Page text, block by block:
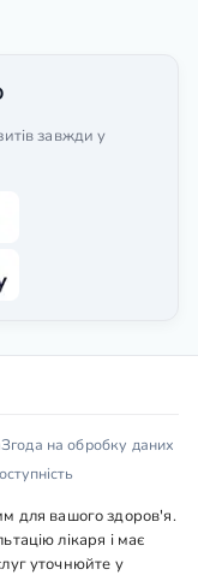
завжди у
Згода на обробку даних
для вашого здоров'я.
лікаря і має
уточнюйте у